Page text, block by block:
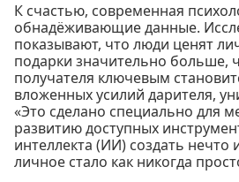
К счастью, современная
обнадёживающие данные.
показывают, что люди ценят
подарки значительно больше,
получателя ключевым
вложенных усилий дарителя,
«Это сделано специально для
развитию доступных
интеллекта (ИИ) создать нечто
личное стало как никогда